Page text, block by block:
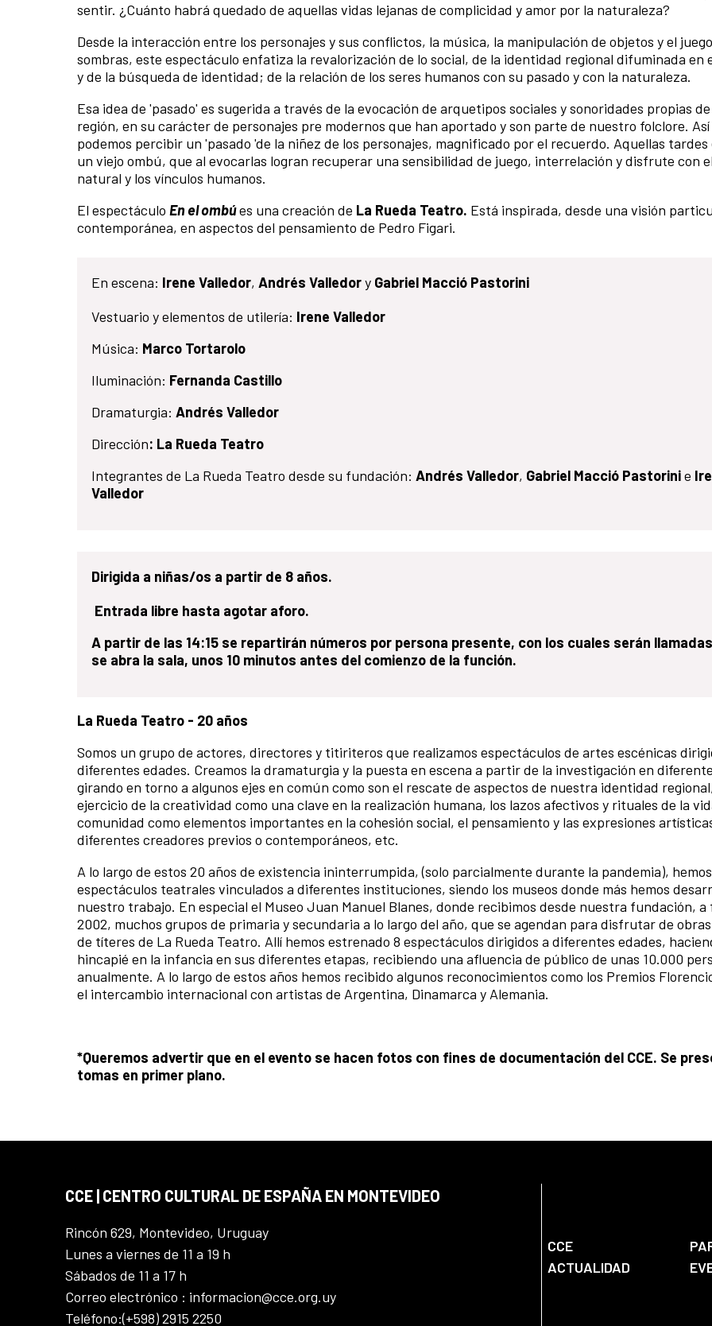
sentir. ¿Cuánto habrá quedado de aquellas vidas lejanas de complicidad y amor por la naturaleza?
Desde la interacción entre los personajes y sus conflictos, la música, la manipulación de objetos y el
sombras, este espectáculo enfatiza la revalorización de lo social, de la identidad regional difuminada en
y de la búsqueda de identidad; de la relación de los seres humanos con su pasado y con la
Esa idea de 'pasado' es sugerida a través de la evocación de arquetipos sociales y sonoridades propias
región, en su carácter de personajes pre modernos que han aportado y son parte de nuestro folclore.
podemos percibir un 'pasado 'de la niñez de los personajes, magnificado por el recuerdo. Aquellas
un viejo ombú, que al evocarlas logran recuperar una sensibilidad de juego, interrelación y disfrute con
natural y los vínculos humanos.
El espectáculo En el ombúes una creación de La Rueda Teatro. Está inspirada, desde una visión
contemporánea, en aspectos del pensamiento de Pedro Figari.
En escena: Irene Valledor, Andrés Valledory Gabriel Macció Pastorini
Vestuario y elementos de utilería: Irene Valledor
Música: Marco Tortarolo
Iluminación: Fernanda Castillo
Dramaturgia: Andrés Valledor
Dirección: La Rueda Teatro
Integrantes de La Rueda Teatro desde su fundación: Andrés Valledor, Gabriel Macció Pastorinie
Valledor
Dirigida a niñas/os a partir de 8 años.
Entrada libre hasta agotar aforo.
A partir de las 14:15 se repartirán números por persona presente, con los cuales serán
se abra la sala, unos 10 minutos antes del comienzo de la función.
La Rueda Teatro - 20 años
Somos un grupo de actores, directores y titiriteros que realizamos espectáculos de artes escénicas
diferentes edades. Creamos la dramaturgia y la puesta en escena a partir de la investigación en
girando en torno a algunos ejes en común como son el rescate de aspectos de nuestra identidad
ejercicio de la creatividad como una clave en la realización humana, los lazos afectivos y rituales de la
comunidad como elementos importantes en la cohesión social, el pensamiento y las expresiones
diferentes creadores previos o contemporáneos, etc.
A lo largo de estos 20 años de existencia ininterrumpida, (solo parcialmente durante la pandemia),
espectáculos teatrales vinculados a diferentes instituciones, siendo los museos donde más hemos
nuestro trabajo. En especial el Museo Juan Manuel Blanes, donde recibimos desde nuestra fundación, a
2002, muchos grupos de primaria y secundaria a lo largo del año, que se agendan para disfrutar de
de títeres de La Rueda Teatro. Allí hemos estrenado 8 espectáculos dirigidos a diferentes edades,
hincapié en la infancia en sus diferentes etapas, recibiendo una afluencia de público de unas 10.000
anualmente. A lo largo de estos años hemos recibido algunos reconocimientos como los Premios
el intercambio internacional con artistas de Argentina, Dinamarca y Alemania.
*Queremos advertir que en el evento se hacen fotos con fines de documentación del CCE. Se
tomas en primer plano.
CCE | CENTRO CULTURAL DE ESPAÑA EN MONTEVIDEO
Rincón 629, Montevideo, Uruguay
Lunes a viernes de 11 a 19 h
Sábados de 11 a 17 h
Correo electrónico : informacion@cce.org.uy
Teléfono:(+598) 2915 2250
CCE
ACTUALIDAD